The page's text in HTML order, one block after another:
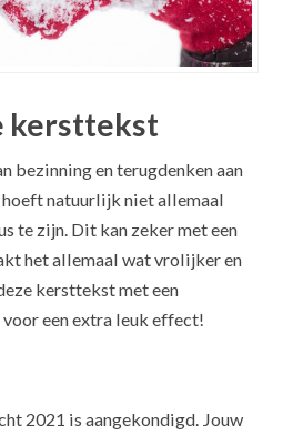
kersttekst
bezinning en terugdenken aan
natuurlijk niet allemaal
te zijn. Dit kan zeker met een
het allemaal wat vrolijker en
kersttekst met een
voor een extra leuk effect!
2021 is aangekondigd. Jouw